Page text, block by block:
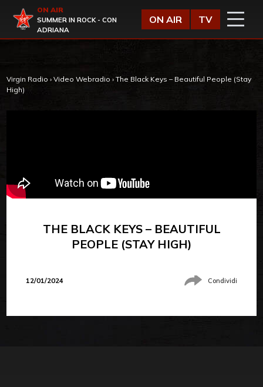
Virgin Radio
ON AIR
SUMMER IN ROCK - CON
ADRIANA
ON AIR TV
Virgin Radio › Video Webradio › The Black Keys – Beautiful People (Stay
High)
THE BLACK KEYS – BEAUTIFUL
PEOPLE (STAY HIGH)
12/01/2024 Condividi